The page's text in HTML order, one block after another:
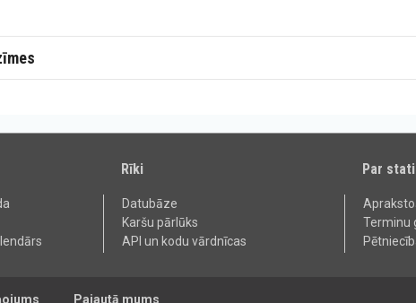
Rīki
Datubāze
Karšu pārlūks
API un kodu vārdnīcas
Par
Terminu
Pajautā mums